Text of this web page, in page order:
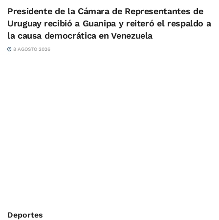
Presidente de la Cámara de Representantes de
Uruguay recibió a Guanipa y reiteró el respaldo a
la causa democrática en Venezuela
8 AGOSTO 2026
Deportes